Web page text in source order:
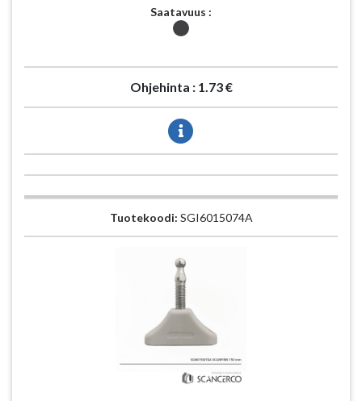
Saatavuus :
Ohjehinta : 1.73 €
Tuotekoodi: SGI6015074A